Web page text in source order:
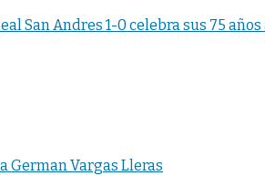
San Andres 1-0 celebra sus 75 años
German Vargas Lleras